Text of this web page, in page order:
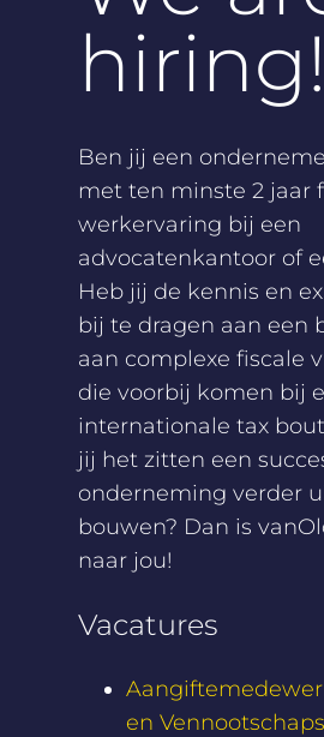
hiring!
Ben jij een
met ten minste 2 jaar
werkervaring bij een
advocatenkantoor of
Heb jij de kennis en
bij te dragen aan een
aan complexe fiscale
die voorbij komen bij
internationale tax
jij het zitten een
onderneming verder
bouwen? Dan is
naar jou!
Vacatures
en